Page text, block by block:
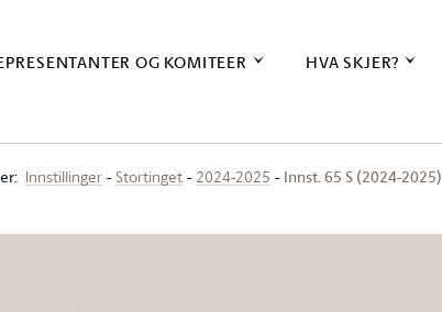
OG KOMITEER HVA SKJER?
Innstillinger Stortinget 2024-2025 Innst. 65 S (2024-2025)